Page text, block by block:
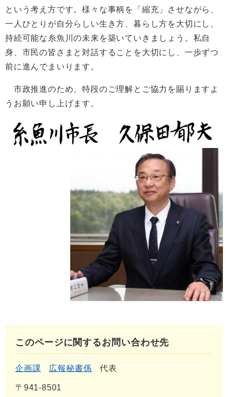
という考え方です。様々な事柄を「縮充」させながら、
一人ひとりが自分らしい生き方、暮らし方を大切にし、
持続可能な糸魚川の未来を築いていきましょう。私自
身、市民の皆さまと対話することを大切にし、一歩ずつ
前に進んでまいります。
市政推進のため、特段のご理解とご協力を賜りますよ
うお願い申し上げます。​
このページに関するお問い合わせ先
企画課 広報秘書係 代表
〒941-8501